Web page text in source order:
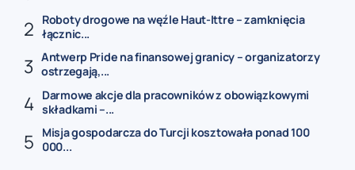
Roboty drogowe na węźle Haut-Ittre – zamknięcia
łącznic...
Antwerp Pride na finansowej granicy – organizatorzy
ostrzegają,...
Darmowe akcje dla pracowników z obowiązkowymi
składkami –...
Misja gospodarcza do Turcji kosztowała ponad 100
000...